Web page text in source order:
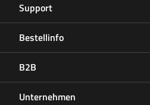
Support
Bestellinfo
B2B
Unternehmen